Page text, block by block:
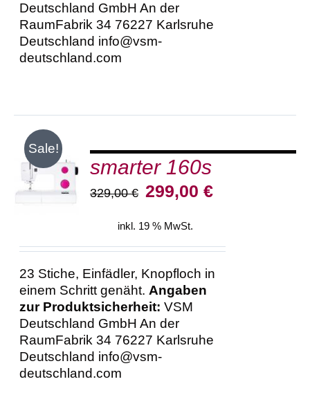
Deutschland GmbH An der
RaumFabrik 34 76227 Karlsruhe
Deutschland info@vsm-
deutschland.com
Sale!
IN DEN
WARENKORB smarter 160s
329,00€ Ursprünglicher
war:
299,00€Aktueller
inkl. 19 % MwSt.
23 Stiche, Einfädler, Knopfloch in
einem Schritt genäht.Angaben
zur Produktsicherheit: VSM
Deutschland GmbH An der
RaumFabrik 34 76227 Karlsruhe
Deutschland info@vsm-
deutschland.com